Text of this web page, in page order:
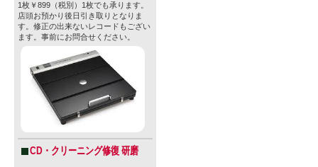
1枚￥899（税別）1枚でも承ります。
店頭お預かり後日引き取りとなりま
す。修正の出来ないレコードもござい
ます。事前にお問合せください。
CD・クリーニング修復 研磨